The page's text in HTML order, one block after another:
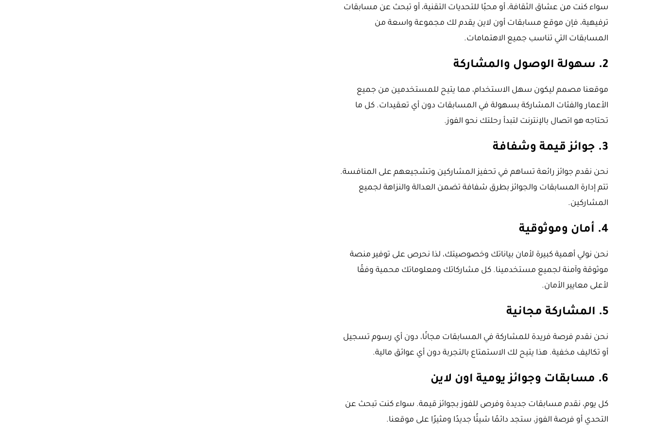
سواء كنت من عشاق الثقافة، أو محبًا للتحديات التقنية، أو تبحث عن مسابقات
ترفيهية، فإن موقع مسابقات أون لاين يقدم لك مجموعة واسعة من
المسابقات التي تناسب جميع الاهتمامات.
2. سهولة الوصول والمشاركة
موقعنا مصمم ليكون سهل الاستخدام، مما يتيح للمستخدمين من جميع
الأعمار والفئات المشاركة بسهولة في المسابقات دون أي تعقيدات. كل ما
تحتاجه هو اتصال بالإنترنت لتبدأ رحلتك نحو الفوز.
3. جوائز قيمة وشفافة
نحن نقدم جوائز رائعة تساهم في تحفيز المشاركين وتشجيعهم على المنافسة.
تتم إدارة المسابقات والجوائز بطرق شفافة تضمن العدالة والنزاهة لجميع
المشاركين.
4. أمان وموثوقية
نحن نولي أهمية كبيرة لأمان بياناتك وخصوصيتك، لذا نحرص على توفير منصة
موثوقة وآمنة لجميع مستخدمينا. كل مشاركاتك ومعلوماتك محمية وفقًا
لأعلى معايير الأمان.
5. المشاركة مجانية
نحن نقدم فرصة فريدة للمشاركة في المسابقات مجانًا، دون أي رسوم تسجيل
أو تكاليف مخفية. هذا يتيح لك الاستمتاع بالتجربة دون أي عوائق مالية.
6. مسابقات وجوائز يومية اون لاين
كل يوم، نقدم مسابقات جديدة وفرص للفوز بجوائز قيمة. سواء كنت تبحث عن
التحدي أو فرصة الفوز، ستجد دائمًا شيئًا جديدًا ومثيرًا على موقعنا.